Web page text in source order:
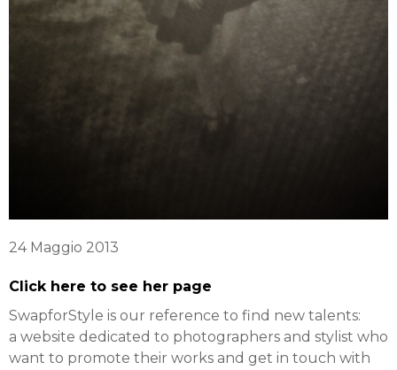
24 Maggio 2013
Click here to see her page
SwapforStyle is our reference to find new talents:
a website dedicated to photographers and stylist who
want to promote their works and get in touch with